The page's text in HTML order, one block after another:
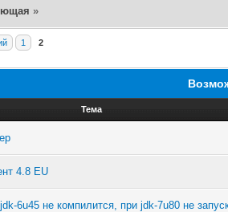
»
1 2
Тема
4.8 EU
6u45 не компилится, при jdk-7u80 не